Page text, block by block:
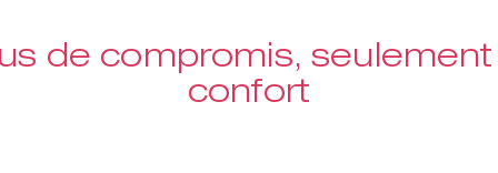
de compromis,
confort